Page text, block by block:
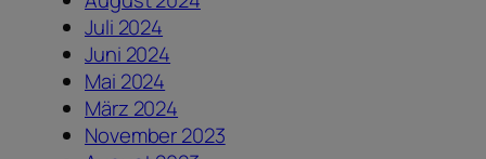
Juli 2024
Juni 2024
Mai 2024
März 2024
November 2023